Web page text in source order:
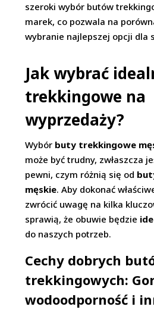
szeroki wybór butów
marek, co pozwala na
wybranie najlepszej opcji dla
Jak wybrać
trekkingowe na
wyprzedaży?
Wybór buty trekkingowe
może być trudny, zwłaszcza
pewni, czym różnią się od
męskie. Aby dokonać
zwrócić uwagę na kilka
sprawią, że obuwie będzie
do naszych potrzeb.
Cechy dobrych
trekkingowych:
wodoodporność i